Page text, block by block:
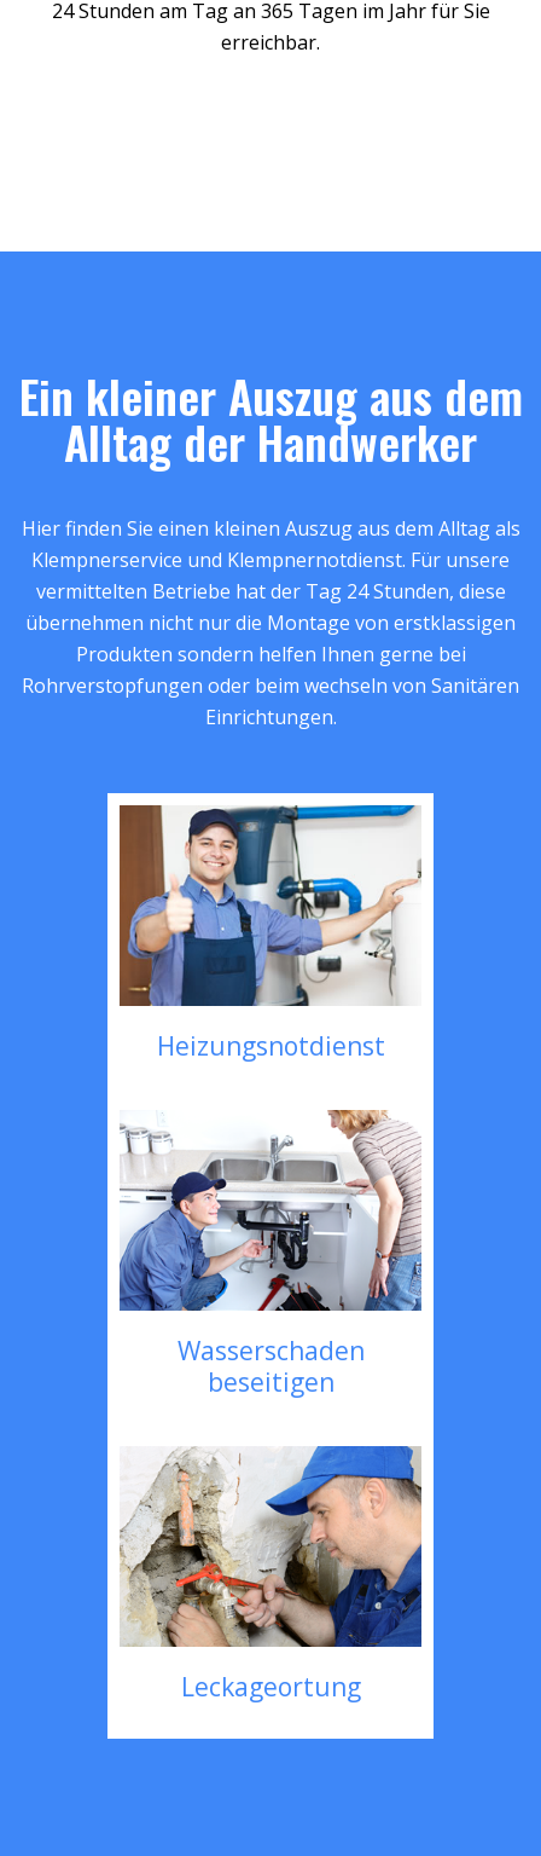
24 Stunden am Tag an 365 Tagen im Jahr für Sie
erreichbar.
Ein kleiner Auszug aus dem
Alltag der Handwerker
Hier finden Sie einen kleinen Auszug aus dem Alltag als
Klempnerservice und Klempnernotdienst. Für unsere
vermittelten Betriebe hat der Tag 24 Stunden, diese
übernehmen nicht nur die Montage von erstklassigen
Produkten sondern helfen Ihnen gerne bei
Rohrverstopfungen oder beim wechseln von Sanitären
Einrichtungen.
Heizungsnotdienst
Wasserschaden
beseitigen
Leckageortung